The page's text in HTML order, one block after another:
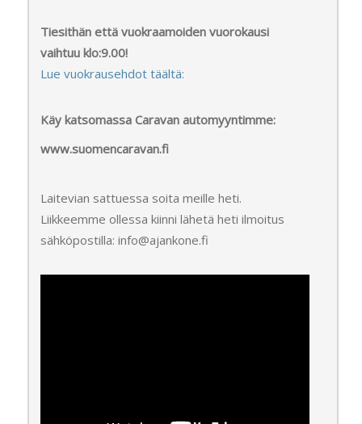
Tiesithän että vuokraamoiden vuorokausi
vaihtuu klo:9.00!
Lue vuokrausehdot täältä:
Käy katsomassa Caravan automyyntimme:
www.suomencaravan.fi
Laitevian sattuessa soita meille heti.
Liikkeemme ollessa kiinni lähetä heti ilmoitus
sähköpostilla: info@ajankone.fi